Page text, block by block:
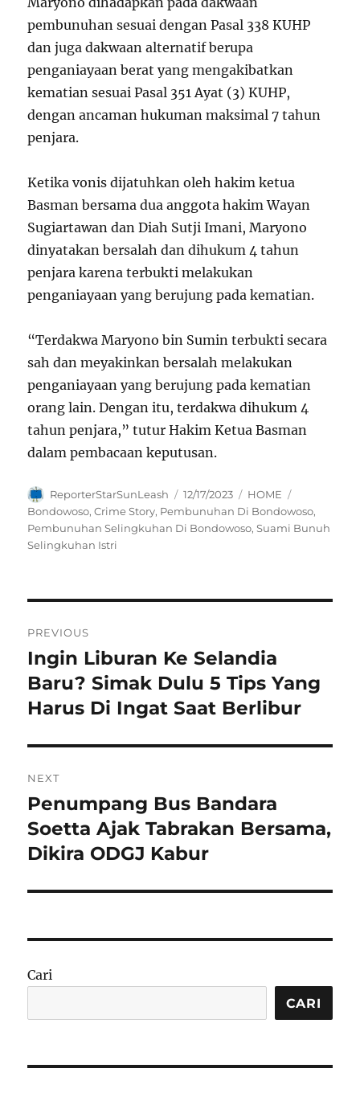
pembunuhan sesuai dengan Pasal 338 KUHP
dan juga dakwaan alternatif berupa
penganiayaan berat yang mengakibatkan
kematian sesuai Pasal 351 Ayat (3) KUHP,
dengan ancaman hukuman maksimal 7 tahun
penjara.
Ketika vonis dijatuhkan oleh hakim ketua
Basman bersama dua anggota hakim Wayan
Sugiartawan dan Diah Sutji Imani, Maryono
dinyatakan bersalah dan dihukum 4 tahun
penjara karena terbukti melakukan
penganiayaan yang berujung pada kematian.
“Terdakwa Maryono bin Sumin terbukti secara
sah dan meyakinkan bersalah melakukan
penganiayaan yang berujung pada kematian
orang lain. Dengan itu, terdakwa dihukum 4
tahun penjara,” tutur Hakim Ketua Basman
dalam pembacaan keputusan.
Author
ReporterStarSunLeash
Posted
on
12/17/2023 Categories
HOME
Bondowoso,Crime Story, Pembunuhan Di Bondowoso,
Pembunuhan Selingkuhan Di Bondowoso,Suami Bunuh
Selingkuhan Istri
pos
PREVIOUS
Previous
post:
Ingin Liburan Ke Selandia
Baru? Simak Dulu 5 Tips Yang
Harus Di Ingat Saat Berlibur
NEXT
Next
post:
Penumpang Bus Bandara
Soetta Ajak Tabrakan Bersama,
Dikira ODGJ Kabur
Cari
CARI